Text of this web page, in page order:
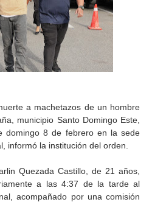
a machetazos de un hombre
municipio Santo Domingo Este,
domingo 8 de febrero en la sede
informó la institución del orden.
Quezada Castillo, de 21 años,
a las 4:37 de la tarde al
acompañado por una comisión